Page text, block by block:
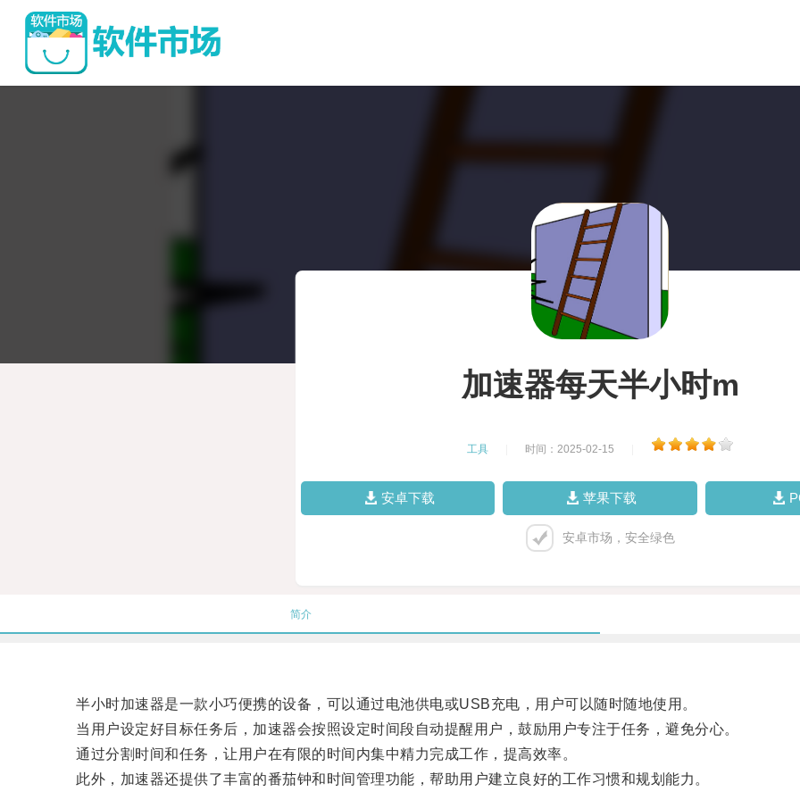
加速器每天半小时m
工具 时间：2025-02-15
安卓下载 苹果下载
安卓市场，安全绿色
简介
半小时加速器是一款小巧便携的设备，可以通过电池供电或USB充电，用户可以随时随地使用。
当用户设定好目标任务后，加速器会按照设定时间段自动提醒用户，鼓励用户专注于任务，避免分心。
通过分割时间和任务，让用户在有限的时间内集中精力完成工作，提高效率。
此外，加速器还提供了丰富的番茄钟和时间管理功能，帮助用户建立良好的工作习惯和规划能力。